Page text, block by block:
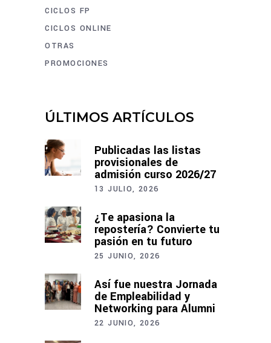
CICLOS FP
CICLOS ONLINE
OTRAS
PROMOCIONES
ÚLTIMOS ARTÍCULOS
Publicadas las listas
provisionales de
admisión curso 2026/27
13 JULIO, 2026
¿Te apasiona la
repostería? Convierte tu
pasión en tu futuro
25 JUNIO, 2026
Así fue nuestra Jornada
de Empleabilidad y
Networking para Alumni
22 JUNIO, 2026